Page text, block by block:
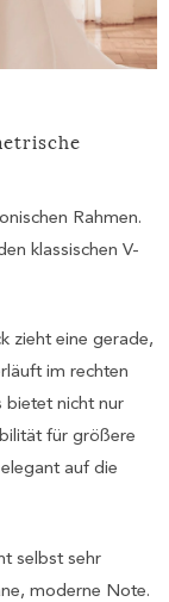
Rahmen.
klassischen V-
zieht eine gerade,
im rechten
bietet nicht nur
für größere
auf die
selbst sehr
moderne Note.